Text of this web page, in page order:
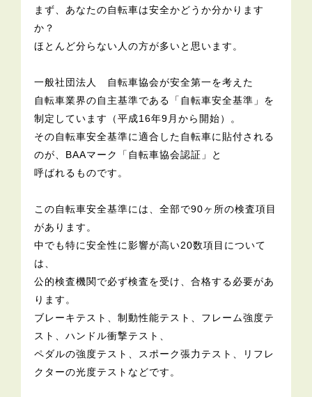
まず、あなたの自転車は安全かどうか分かります
か？
ほとんど分らない人の方が多いと思います。
一般社団法人 自転車協会が安全第一を考えた
自転車業界の自主基準である「自転車安全基準」を
制定しています（平成16年9月から開始）。
その自転車安全基準に適合した自転車に貼付される
のが、BAAマーク「自転車協会認証」と
呼ばれるものです。
この自転車安全基準には、全部で90ヶ所の検査項目
があります。
中でも特に安全性に影響が高い20数項目について
は、
公的検査機関で必ず検査を受け、合格する必要があ
ります。
ブレーキテスト、制動性能テスト、フレーム強度テ
スト、ハンドル衝撃テスト、
ペダルの強度テスト、スポーク張力テスト、リフレ
クターの光度テストなどです。